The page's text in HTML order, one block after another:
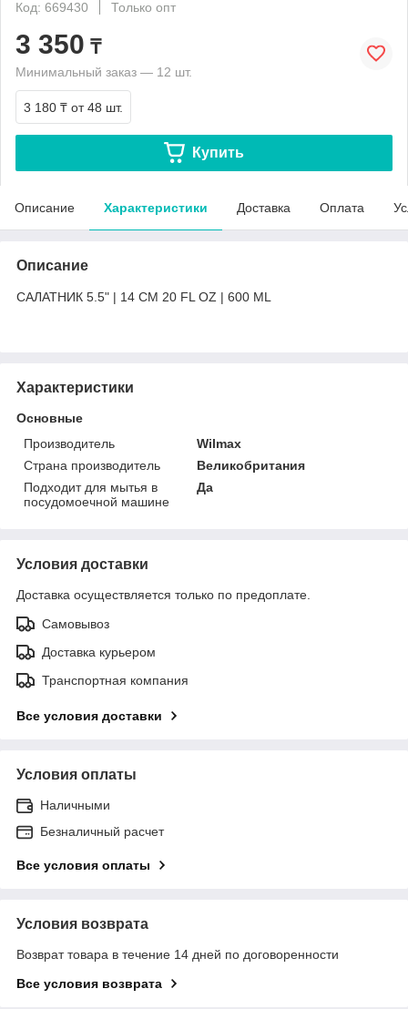
Код: 669430
Только опт
3 350 ₸
Минимальный заказ — 12 шт.
3 180 ₸ от 48 шт.
Купить
Описание Характеристики Доставка Оплата
Описание
САЛАТНИК 5.5" | 14 CM 20 FL OZ | 600 ML
Характеристики
Основные
Производитель
Wilmax
Страна производитель
Великобритания
Подходит для мытья в
посудомоечной машине
Да
Условия доставки
Доставка осуществляется только по предоплате.
Самовывоз
Доставка курьером
Транспортная компания
Все условия доставки
Условия оплаты
Наличными
Безналичный расчет
Все условия оплаты
Условия возврата
Возврат товара в течение 14 дней по договоренности
Все условия возврата